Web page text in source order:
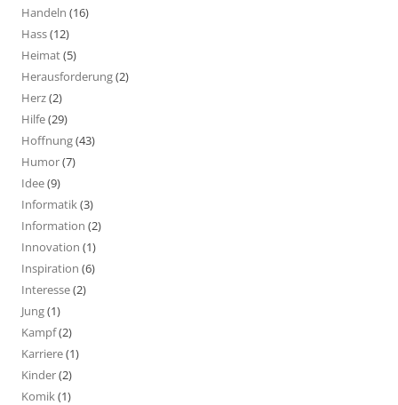
Handeln (16)
Hass(12)
Heimat(5)
Herausforderung(2)
Herz(2)
Hilfe(29)
Hoffnung(43)
Humor(7)
Idee(9)
Informatik(3)
Information (2)
Innovation (1)
Inspiration (6)
Interesse(2)
Jung(1)
Kampf(2)
Karriere(1)
Kinder(2)
Komik(1)